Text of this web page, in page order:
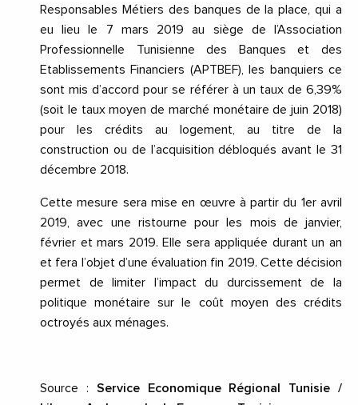
Responsables Métiers des banques de la place, qui a
eu lieu le 7 mars 2019 au siège de l’Association
Professionnelle Tunisienne des Banques et des
Etablissements Financiers (APTBEF), les banquiers ce
sont mis d’accord pour se référer à un taux de 6,39%
(soit le taux moyen de marché monétaire de juin 2018)
pour les crédits au logement, au titre de la
construction ou de l’acquisition débloqués avant le 31
décembre 2018.
Cette mesure sera mise en œuvre à partir du 1er avril
2019, avec une ristourne pour les mois de janvier,
février et mars 2019. Elle sera appliquée durant un an
et fera l’objet d’une évaluation fin 2019. Cette décision
permet de limiter l’impact du durcissement de la
politique monétaire sur le coût moyen des crédits
octroyés aux ménages.
Source : Service Economique Régional Tunisie /